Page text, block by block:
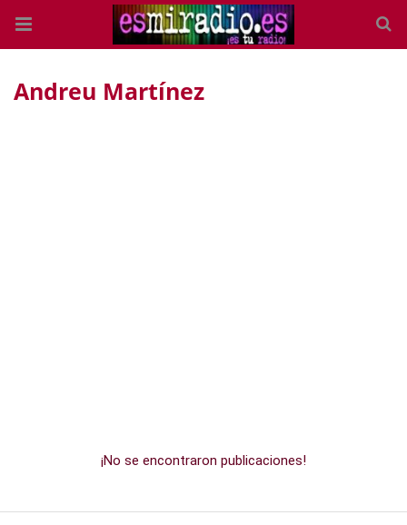
Andreu Martínez
¡No se encontraron publicaciones!